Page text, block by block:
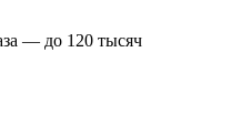
— до 120 тысяч